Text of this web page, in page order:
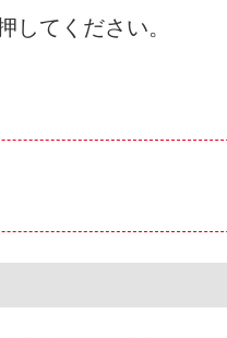
してください。